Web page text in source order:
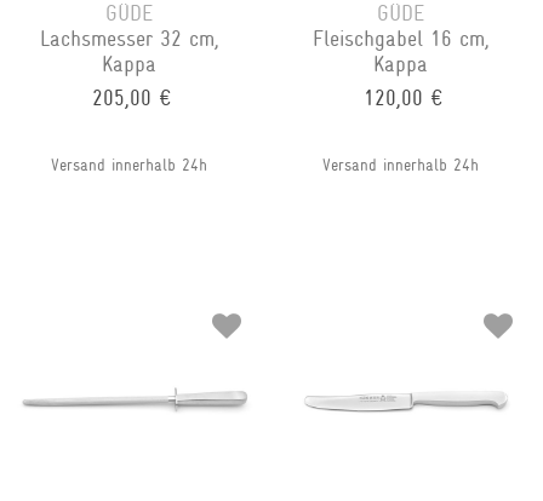
GÜDE
Lachsmesser 32 cm,
Kappa
205,00 €
Versand innerhalb 24h
GÜDE
Fleischgabel 16 cm,
Kappa
120,00 €
Versand innerhalb 24h